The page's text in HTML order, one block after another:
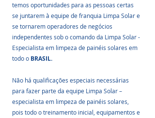
temos oportunidades para as pessoas certas
se juntarem à equipe de franquia Limpa Solar e
se tornarem operadores de negócios
independentes sob o comando da Limpa Solar -
Especialista em limpeza de painéis solares em
todo o BRASIL.
Não há qualificações especiais necessárias
para fazer parte da equipe Limpa Solar –
especialista em limpeza de painéis solares,
pois todo o treinamento inicial, equipamentos e